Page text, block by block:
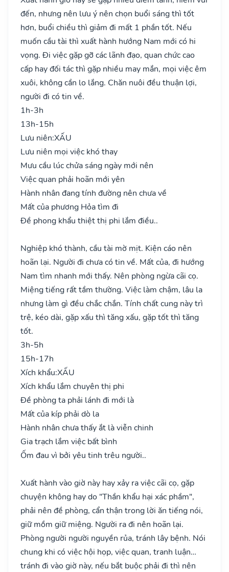
đến, nhưng nên lưu ý nên chọn buổi sáng thì tốt
hơn, buổi chiều thì giảm đi mất 1 phần tốt. Nếu
muốn cầu tài thì xuất hành hướng Nam mới có hi
vọng. Đi việc gặp gỡ các lãnh đạo, quan chức cao
cấp hay đối tác thì gặp nhiều may mắn, mọi việc êm
xuôi, không cần lo lắng. Chăn nuôi đều thuận lợi,
người đi có tin về.
1h-3h
13h-15h
Lưu niên:XẤU
Lưu niên mọi việc khó thay
Mưu cầu lúc chửa sáng ngày mới nên
Việc quan phải hoãn mới yên
Hành nhân đang tính đường nên chưa về
Mất của phương Hỏa tìm đi
Đề phong khẩu thiệt thị phi lắm điều..
Nghiệp khó thành, cầu tài mờ mịt. Kiện cáo nên
hoãn lại. Người đi chưa có tin về. Mất của, đi hướng
Nam tìm nhanh mới thấy. Nên phòng ngừa cãi cọ.
Miệng tiếng rất tầm thường. Việc làm chậm, lâu la
nhưng làm gì đều chắc chắn. Tính chất cung này trì
trệ, kéo dài, gặp xấu thì tăng xấu, gặp tốt thì tăng
tốt.
3h-5h
15h-17h
Xích khẩu:XẤU
Xích khẩu lắm chuyên thị phi
Đề phòng ta phải lánh đi mới là
Mất của kíp phải dò la
Hành nhân chưa thấy ắt là viễn chinh
Gia trạch lắm việc bất bình
Ốm đau vì bởi yêu tinh trêu người..
Xuất hành vào giờ này hay xảy ra việc cãi cọ, gặp
chuyện không hay do "Thần khẩu hại xác phầm",
phải nên đề phòng, cẩn thận trong lời ăn tiếng nói,
giữ mồm giữ miệng. Người ra đi nên hoãn lại.
Phòng người người nguyền rủa, tránh lây bệnh. Nói
chung khi có việc hội họp, việc quan, tranh luận…
tránh đi vào giờ này, nếu bắt buộc phải đi thì nên